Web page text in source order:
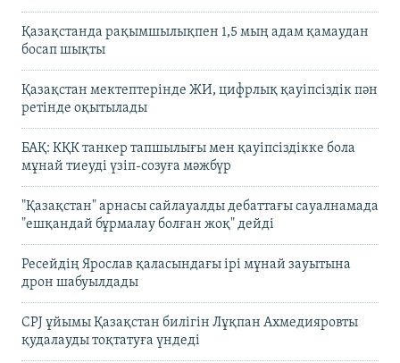
Қазақстанда рақымшылықпен 1,5 мың адам қамаудан
босап шықты
Қазақстан мектептерінде ЖИ, цифрлық қауіпсіздік пән
ретінде оқытылады
БАҚ: КҚК танкер тапшылығы мен қауіпсіздікке бола
мұнай тиеуді үзіп-созуға мәжбүр
"Қазақстан" арнасы сайлауалды дебаттағы сауалнамада
"ешқандай бұрмалау болған жоқ" дейді
Ресейдің Ярослав қаласындағы ірі мұнай зауытына
дрон шабуылдады
CPJ ұйымы Қазақстан билігін Лұқпан Ахмедияровты
қудалауды тоқтатуға үндеді